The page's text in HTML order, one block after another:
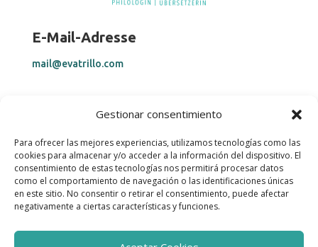
Gestionar consentimiento
Para ofrecer las mejores experiencias, utilizamos tecnologías como las
cookies para almacenar y/o acceder a la información del dispositivo. El
consentimiento de estas tecnologías nos permitirá procesar datos
como el comportamiento de navegación o las identificaciones únicas
en este sitio. No consentir o retirar el consentimiento, puede afectar
negativamente a ciertas características y funciones.
E-Mail-Adresse
mail@evatrillo.com
Hilfe
Rechtlicher Hinweis & Datenschutz
Erklärung zur Barrierefreiheit